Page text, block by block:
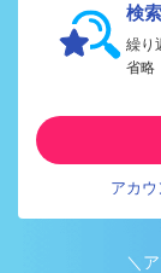
検
繰り
省略
アカ
＼